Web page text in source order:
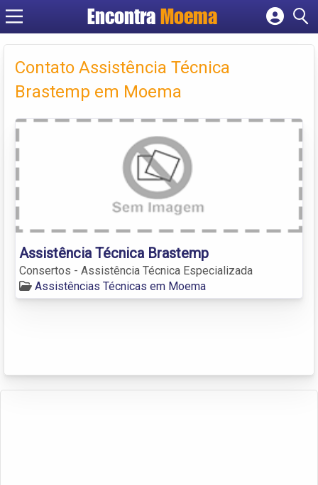
Encontra Moema
Criar conta
Contato Assistência Técnica
Brastemp em Moema
Assistência Técnica Brastemp
Consertos - Assistência Técnica Especializada
Assistências Técnicas em Moema